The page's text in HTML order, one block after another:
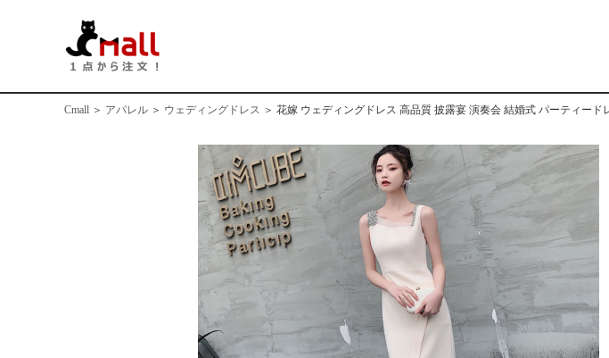
Cmall ＞ アパレル ＞ ウェディングドレス ＞ 花嫁 ウェディングドレス 高品質 披露宴 演奏会 結婚式 パーティー